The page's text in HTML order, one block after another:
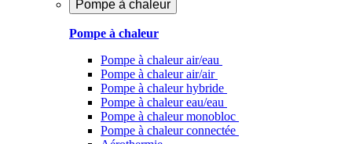
Pompe à chaleur
Pompe à chaleur
Pompe à chaleur air/eau
Pompe à chaleur air/air
Pompe à chaleur hybride
Pompe à chaleur​ eau/eau
Pompe à chaleur monobloc
Pompe à chaleur connectée